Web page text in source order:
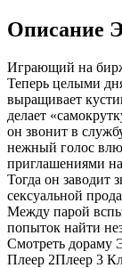
Описание
Играющий на
Теперь целыми
выращивает
делает
он звонит в
нежный голос
приглашениями
Тогда он заводит
сексуальной
Между парой
попыток найти
Смотреть дораму
Плеер 2Плеер 3